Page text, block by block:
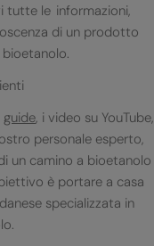
tutte le informazioni,
di un prodotto
guide, i video su YouTube,
personale esperto,
un camino a bioetanolo
è portare a casa
specializzata in